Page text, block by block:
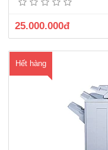
25.000.000đ
Hết hàng
lượng photocopy